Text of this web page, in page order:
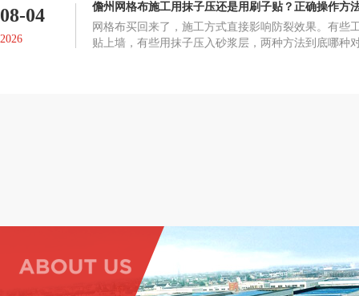
08-04
2026
儋州网格布施工用抹子压还是用刷子贴？正确操作方
网格布买回来了，施工方式直接影响防裂效果。有些
贴上墙，有些用抹子压入砂浆层，两种方法到底哪种